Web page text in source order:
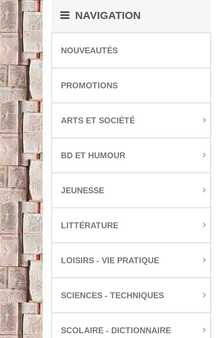
NAVIGATION
NOUVEAUTÉS
PROMOTIONS
ARTS ET SOCIÉTÉ
BD ET HUMOUR
JEUNESSE
LITTÉRATURE
LOISIRS - VIE PRATIQUE
SCIENCES - TECHNIQUES
SCOLAIRE - DICTIONNAIRE